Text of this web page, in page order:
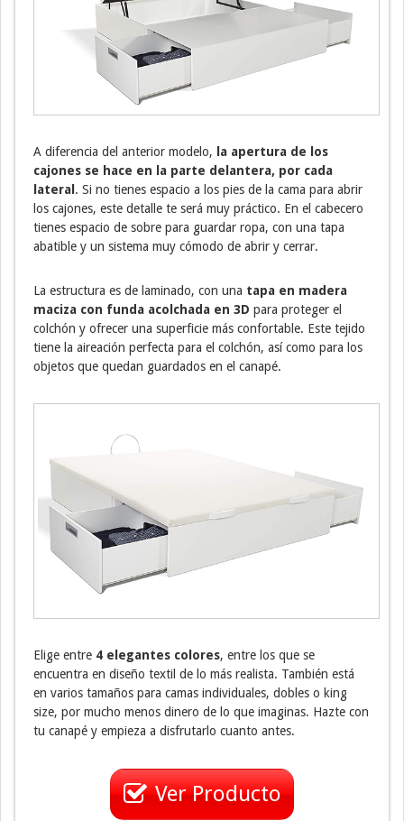
A diferencia del anterior modelo,
la apertura de los
cajones se hace en la parte delantera, por cada
lateral . Si no tienes espacio a los pies de la cama para abrir
los cajones, este detalle te será muy práctico. En el cabecero
tienes espacio de sobre para guardar ropa, con una tapa
abatible y un sistema muy cómodo de abrir y cerrar.
La estructura es de laminado, con una tapa en madera
maciza con funda acolchada en 3D para proteger el
colchón y ofrecer una superficie más confortable. Este tejido
tiene la aireación perfecta para el colchón, así como para los
objetos que quedan guardados en el canapé.
Elige entre 4 elegantes colores, entre los que se
encuentra en diseño textil de lo más realista. También está
en varios tamaños para camas individuales, dobles o king
size, por mucho menos dinero de lo que imaginas. Hazte con
tu canapé y empieza a disfrutarlo cuanto antes.
Ver Producto